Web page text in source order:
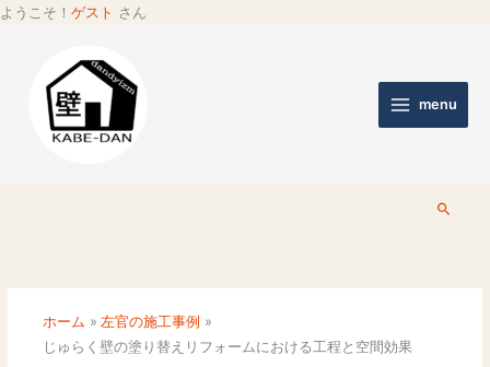
ようこそ！ ゲスト さん
menu
検
ホーム
左官の施工事例
じゅらく壁の塗り替えリフォームにおける工程と空間効果